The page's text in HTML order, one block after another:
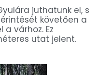
juthatunk el, s
követően a
várhoz. Ez
utat jelent.